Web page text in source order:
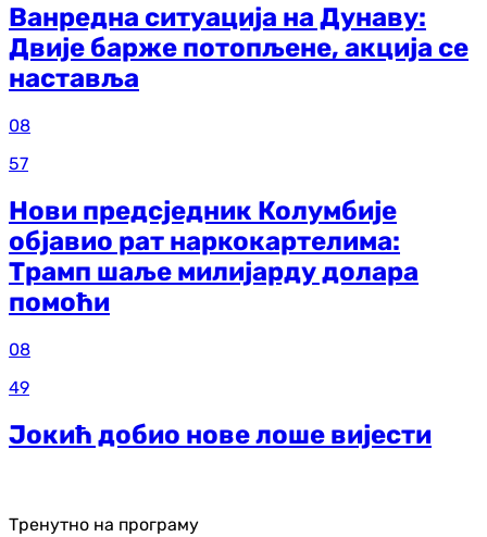
Ванредна ситуација на Дунаву:
Двије барже потопљене, акција се
наставља
08
57
Нови предсједник Колумбије
објавио рат наркокартелима:
Трамп шаље милијарду долара
помоћи
08
49
Јокић добио нове лоше вијести
Тренутно на програму